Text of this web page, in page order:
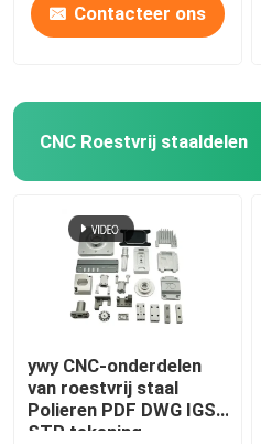
Contacteer ons
CNC Roestvrij staaldelen
ywy CNC-onderdelen
van roestvrij staal
Polieren PDF DWG IGS
STP tekening